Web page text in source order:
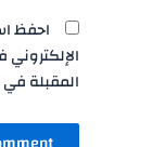
احفظ
المقبلة